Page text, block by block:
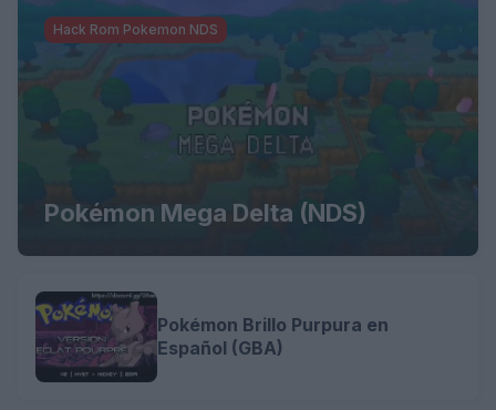
Hack Rom Pokemon NDS
Pokémon Mega Delta (NDS)
Pokémon Brillo Purpura en
Español (GBA)